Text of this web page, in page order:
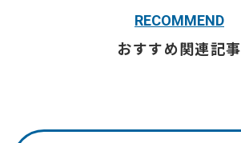
RECOMMEND
おすすめ関連記事